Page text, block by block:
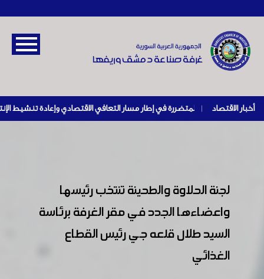
أخبار الاقتصاد |
لجنة الحلاوة والطحينة تنتخب رئيسها
واعضاءها الجدد في مقر الغرفة برئاسة
السيد طلال قلعه جي رئيس القطاع
الغذائي